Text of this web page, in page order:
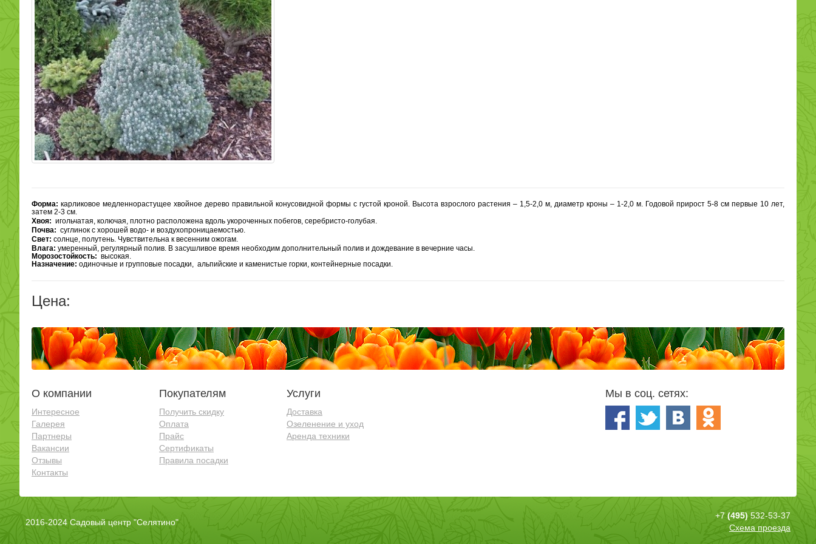
Форма: карликовое медленнорастущее хвойное дерево правильной конусовидной формы с густой кроной. Высота взрослого растения – 1,5-2,0 м, диаметр кроны – 1-2,0 м. Годовой прирост 5-8 см первые 10 лет,
затем 2-3 см.
Хвоя: игольчатая, колючая, плотно расположена вдоль укороченных побегов, серебристо-голубая.
Почва: суглинок с хорошей водо- и воздухопроницаемостью.
Свет: солнце, полутень. Чувствительна к весенним ожогам.
Влага: умеренный, регулярный полив. В засушливое время необходим дополнительный полив и дождевание в вечерние часы.
Морозостойкость: высокая.
Назначение: одиночные и групповые посадки, альпийские и каменистые горки, контейнерные посадки.
Цена:
О компании
Интересное
Галерея
Партнеры
Вакансии
Отзывы
Контакты
Покупателям
Получить скидку
Оплата
Прайс
Сертификаты
Правила посадки
Услуги
Доставка
Озеленение и уход
Аренда техники
Мы в соц. сетях:
2016-2024 Садовый центр "Селятино"
+7 (495) 532-53-37
Схема проезда